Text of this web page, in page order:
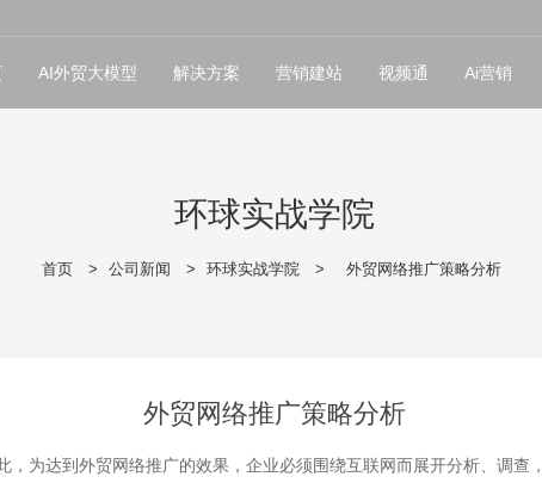
AI外贸大模型 解决方案 营销建站 视频通 Ai营销
环球实战学院
首页 > 公司新闻 > 环球实战学院 > 外贸网络推广策略分析
外贸网络推广策略分析
为达到外贸网络推广的效果，企业必须围绕互联网而展开分析、调